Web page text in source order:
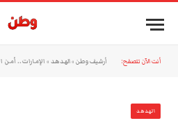
أنت الآن تتصفح: أرشيف وطن »الهدهد » الإمارات.. أمن
الهدهد